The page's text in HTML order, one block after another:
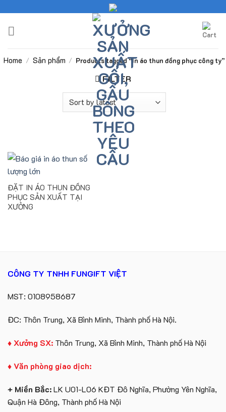
content
Home / Sản phẩm / Products tagged “In áo thun đồng phục công ty”
FILTER
ĐẶT IN ÁO THUN ĐỒNG
PHỤC SẢN XUẤT TẠI
XƯỞNG
CÔNG TY TNHH FUNGIFT VIỆT
MST: 0108958687
ĐC: Thôn Trung, Xã Bình Minh, Thành phố Hà Nội.
♦ Xưởng SX: Thôn Trung, Xã Bình Minh, Thành phố Hà Nội
♦ Văn phòng giao dịch:
+ Miền Bắc:LK U01-L06 KĐT Đô Nghĩa, Phường Yên Nghĩa,
Quận Hà Đông, Thành phố Hà Nội